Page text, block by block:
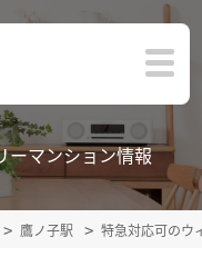
ーマンション情報
鷹ノ子駅 特急対応可のウ